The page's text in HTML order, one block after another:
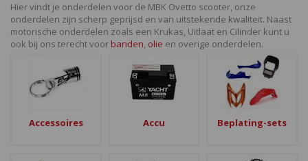
Hier vindt je onderdelen voor de MBK Ovetto scooter, onze
onderdelen zijn scherp geprijsd en van uitstekende kwaliteit. Naast
motorische onderdelen zoals een Krukas, Uitlaat en Cilinder kunt u
ook bij ons terecht voor banden, olie en overige onderdelen.
Accessoires Accu Beplating-sets